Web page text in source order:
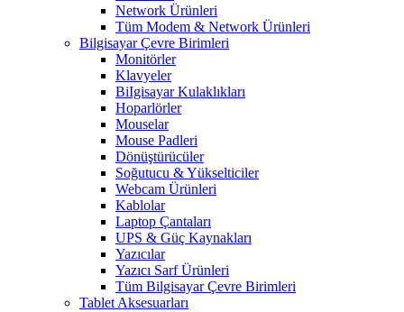
Network Ürünleri
Tüm Modem & Network Ürünleri
Bilgisayar Çevre Birimleri
Monitörler
Klavyeler
BiIgisayar Kulaklıkları
Hoparlörler
Mouselar
Mouse Padleri
Dönüştürücüler
Soğutucu & Yükselticiler
Webcam Ürünleri
Kablolar
Laptop Çantaları
UPS & Güç Kaynakları
Yazıcılar
Yazıcı Sarf Ürünleri
Tüm Bilgisayar Çevre Birimleri
Tablet Aksesuarları